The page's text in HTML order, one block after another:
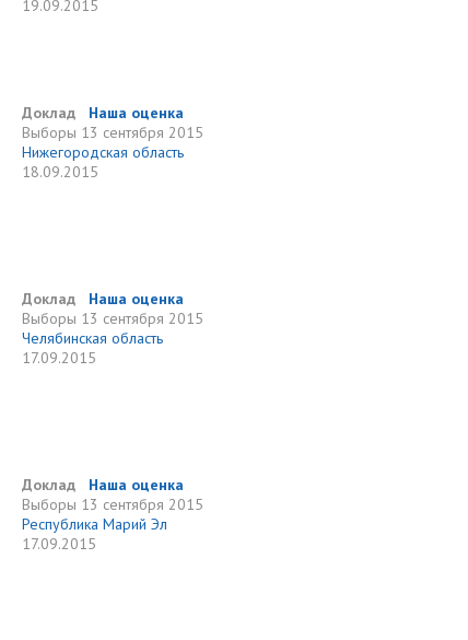
19.09.2015
Доклад
Наша оценка
Выборы 13 сентября 2015
Нижегородская область
18.09.2015
Доклад
Наша оценка
Выборы 13 сентября 2015
Челябинская область
17.09.2015
Доклад
Наша оценка
Выборы 13 сентября 2015
Республика Марий Эл
17.09.2015